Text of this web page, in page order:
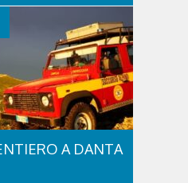
Val Pettorina...
A DANTA